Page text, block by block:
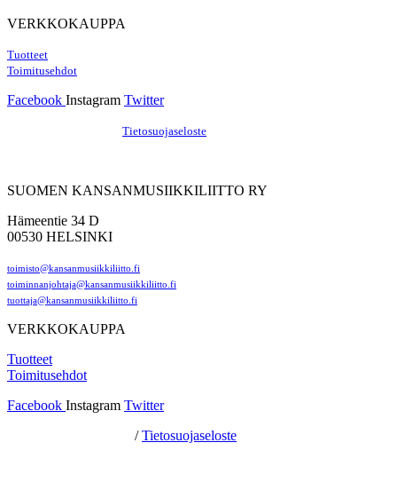
VERKKOKAUPPA
Tuotteet
Toimitusehdot
Facebook Instagram Twitter
Tietosuojaseloste
SUOMEN KANSANMUSIIKKILIITTO RY
Hämeentie 34 D
00530 HELSINKI
toimisto@kansanmusiikkiliitto.fi
toiminnanjohtaja@kansanmusiikkiliitto.fi
tuottaja@kansanmusiikkiliitto.fi
VERKKOKAUPPA
Tuotteet
Toimitusehdot
Facebook Instagram Twitter
/Tietosuojaseloste